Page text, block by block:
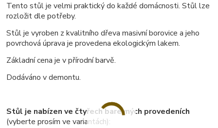
Tento stůl je velmi praktický do každé domácnosti. Stůl lze
rozložit dle potřeby.
Stůl je vyroben z kvalitního dřeva masivní borovice a jeho
povrchová úprava je provedena ekologickým lakem.
Základní cena je v přírodní barvě.
Dodáváno v demontu.
Stůl je nabízen ve čtyřech barevných provedeních
(vyberte prosím ve variantách):